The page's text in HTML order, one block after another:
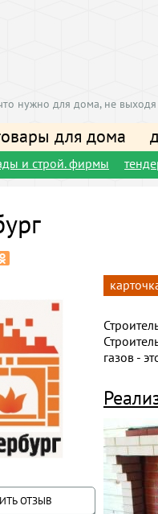
нужно для дома, не
для дома
и строй. фирмы
ОТЗЫВ
газов -